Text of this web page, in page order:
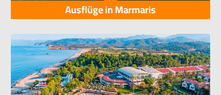
Ausflüge in Marmaris